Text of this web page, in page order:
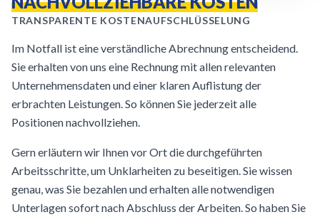
TRANSPARENTE KOSTENAUFSCHLÜSSELUNG
Im Notfall ist eine verständliche Abrechnung entscheidend.
Sie erhalten von uns eine Rechnung mit allen relevanten
Unternehmensdaten und einer klaren Auflistung der
erbrachten Leistungen. So können Sie jederzeit alle
Positionen nachvollziehen.
Gern erläutern wir Ihnen vor Ort die durchgeführten
Arbeitsschritte, um Unklarheiten zu beseitigen. Sie wissen
genau, was Sie bezahlen und erhalten alle notwendigen
Unterlagen sofort nach Abschluss der Arbeiten. So haben Sie